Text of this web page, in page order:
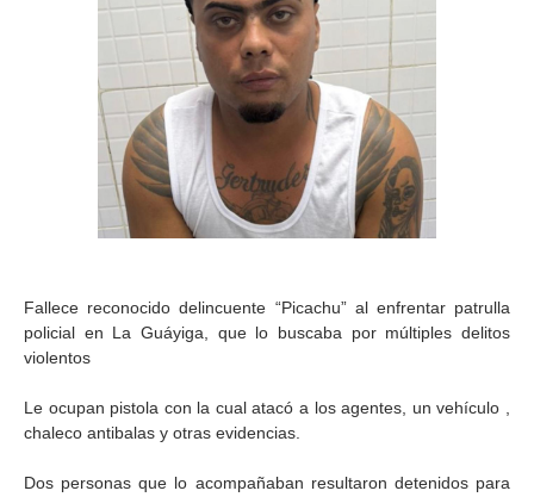
Fallece reconocido delincuente “Picachu” al enfrentar patrulla
policial en La Guáyiga, que lo buscaba por múltiples delitos
violentos
Le ocupan pistola con la cual atacó a los agentes, un vehículo ,
chaleco antibalas y otras evidencias.
Dos personas que lo acompañaban resultaron detenidos para